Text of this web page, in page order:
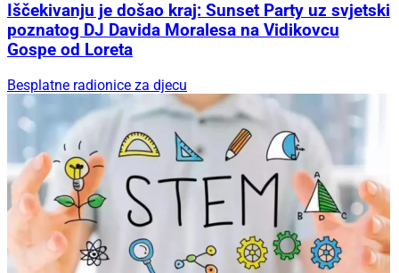
Iščekivanju je došao kraj: Sunset Party uz svjetski
poznatog DJ Davida Moralesa na Vidikovcu
Gospe od Loreta
Besplatne radionice za djecu